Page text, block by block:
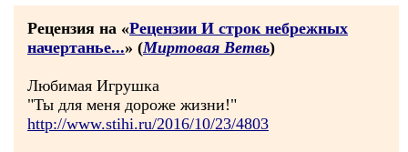
Рецензия на «Рецензии И строк небрежных
начертанье...» (Миртовая Ветвь)
Любимая Игрушка
"Ты для меня дороже жизни!"
http://www.stihi.ru/2016/10/23/4803